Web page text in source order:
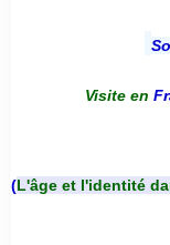
Visite en
(L'âge et l'identité